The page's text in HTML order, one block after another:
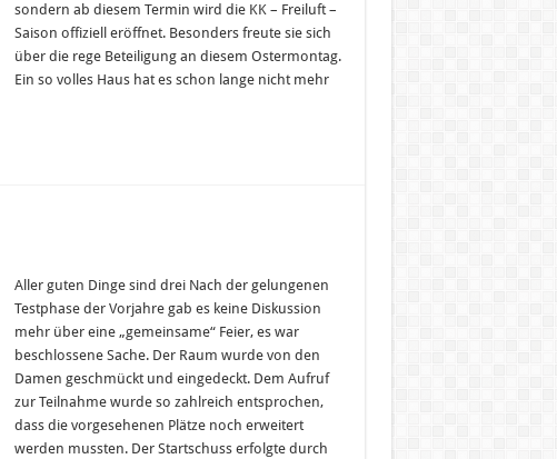
sondern ab diesem Termin wird die KK – Freiluft –
Saison offiziell eröffnet. Besonders freute sie sich
über die rege Beteiligung an diesem Ostermontag.
Ein so volles Haus hat es schon lange nicht mehr
Aller guten Dinge sind drei Nach der gelungenen
Testphase der Vorjahre gab es keine Diskussion
mehr über eine „gemeinsame“ Feier, es war
beschlossene Sache. Der Raum wurde von den
Damen geschmückt und eingedeckt. Dem Aufruf
zur Teilnahme wurde so zahlreich entsprochen,
dass die vorgesehenen Plätze noch erweitert
werden mussten. Der Startschuss erfolgte durch